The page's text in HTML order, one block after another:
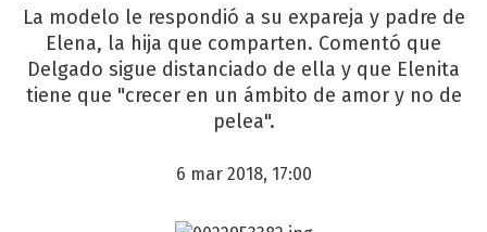
La modelo le respondió a su expareja y padre de
Elena, la hija que comparten. Comentó que
Delgado sigue distanciado de ella y que Elenita
tiene que "crecer en un ámbito de amor y no de
pelea".
6 mar 2018, 17:00